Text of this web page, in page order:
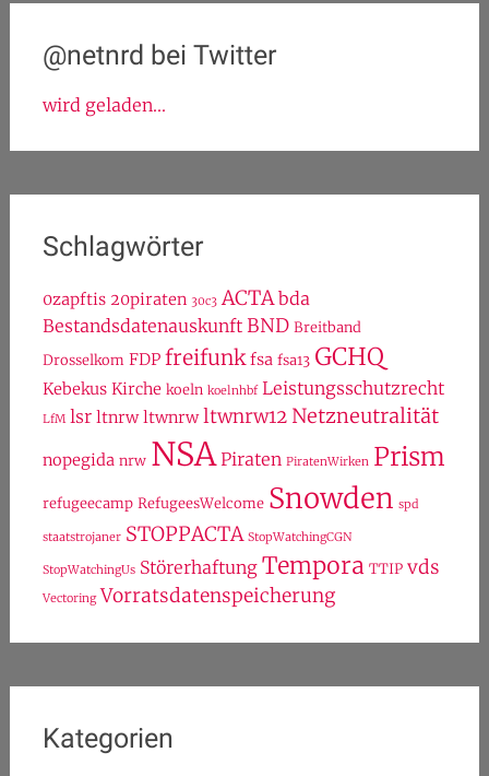
@netnrd bei Twitter
wird geladen...
Schlagwörter
0zapftis 20piraten 30c3 ACTA bda
Bestandsdatenauskunft BND Breitband
Drosselkom FDP freifunk fsa fsa13 GCHQ
Kebekus Kirche koeln koelnhbf Leistungsschutzrecht
LfM lsr ltnrw ltwnrw ltwnrw12 Netzneutralität
nopegida nrw NSA Piraten PiratenWirken Prism
refugeecamp RefugeesWelcome Snowden spd
staatstrojaner STOPPACTA StopWatchingCGN
StopWatchingUs Störerhaftung Tempora TTIP vds
Vectoring Vorratsdatenspeicherung
Kategorien